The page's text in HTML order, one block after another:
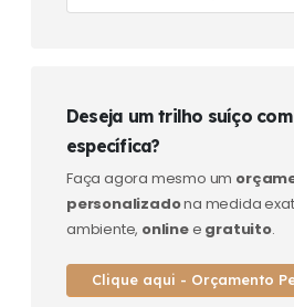
Deseja um trilho suíço
específica?
Faça agora mesmo um
personalizadona medida
ambiente, onlinee gratuito.
Clique aqui - Orçamento